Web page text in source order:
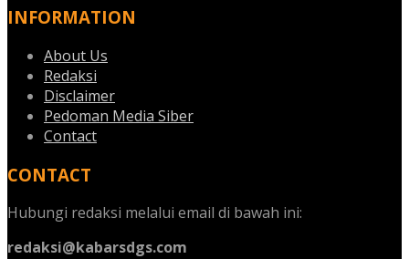
INFORMATION
About Us
Redaksi
Disclaimer
Pedoman Media Siber
Contact
CONTACT
Hubungi redaksi melalui email di bawah ini:
redaksi@kabarsdgs.com